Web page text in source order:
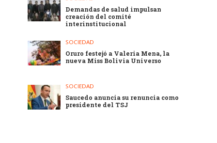
Demandas de salud impulsan
creación del comité
interinstitucional
SOCIEDAD
Oruro festejó a Valeria Mena, la
nueva Miss Bolivia Universo
SOCIEDAD
Saucedo anuncia su renuncia como
presidente del TSJ